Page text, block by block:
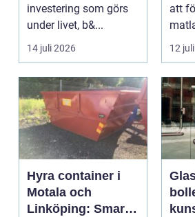
investering som görs
under livet, b&...
14 juli 2026
att
12
Hyra container i
Motala och
Linköping: Smart